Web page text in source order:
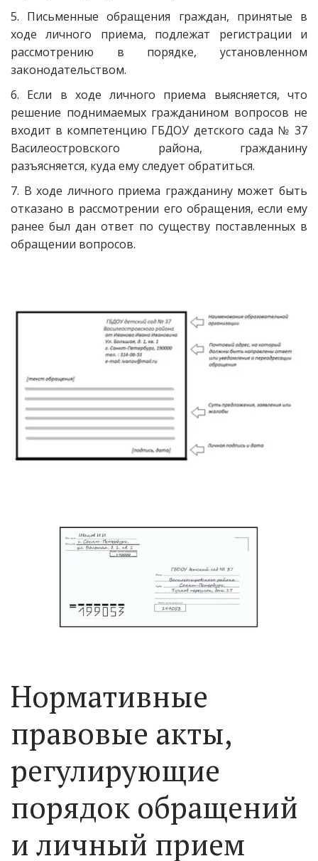
5. Письменные обращения граждан, принятые в
ходе личного приема, подлежат регистрации и
рассмотрению в порядке, установленном
законодательством.
6. Если в ходе личного приема выясняется, что
решение поднимаемых гражданином вопросов не
входит в компетенцию ГБДОУ детского сада № 37
Василеостровского района, гражданину
разъясняется, куда ему следует обратиться.
7. В ходе личного приема гражданину может быть
отказано в рассмотрении его обращения, если ему
ранее был дан ответ по существу поставленных в
обращении вопросов.
Нормативные
правовые акты,
регулирующие
порядок обращений
и личный прием